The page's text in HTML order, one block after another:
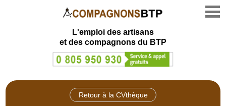
L'emploi des artisans
et des compagnons du BTP
Retour à la CVthèque